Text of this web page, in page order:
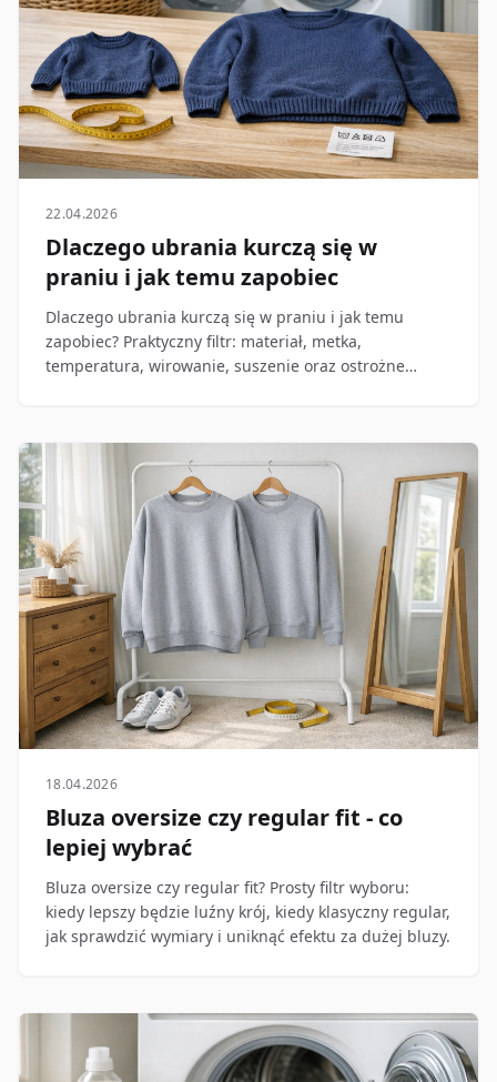
22.04.2026
Dlaczego ubrania kurczą się w
praniu i jak temu zapobiec
Dlaczego ubrania kurczą się w praniu i jak temu
zapobiec? Praktyczny filtr: materiał, metka,
temperatura, wirowanie, suszenie oraz ostrożne
18.04.2026
Bluza oversize czy regular fit - co
lepiej wybrać
Bluza oversize czy regular fit? Prosty filtr wyboru:
kiedy lepszy będzie luźny krój, kiedy klasyczny regular,
jak sprawdzić wymiary i uniknąć efektu za dużej bluzy.